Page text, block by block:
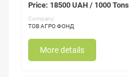
Price: 18500 UAH / 1000 Tons
Company:
ТОВ АГРО ФОНД
More details